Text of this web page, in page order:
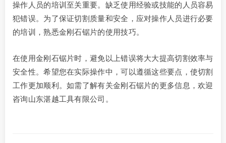
操作人员的培训至关重要。缺乏使用经验或技能的人员容易
犯错误。为了保证切割质量和安全，应对操作人员进行必要
的培训，熟悉金刚石锯片的使用技巧。
在使用金刚石锯片时，避免以上错误将大大提高切割效率与
安全性。希望您在实际操作中，可以遵循这些要点，使切割
工作更加顺利。如需了解有关金刚石锯片的更多信息，欢迎
咨询山东湛越工具有限公司。